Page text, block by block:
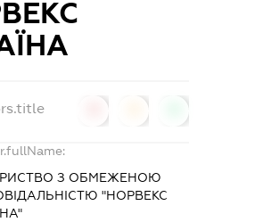
З ОБМЕЖЕНОЮ
"НОРВЕКС